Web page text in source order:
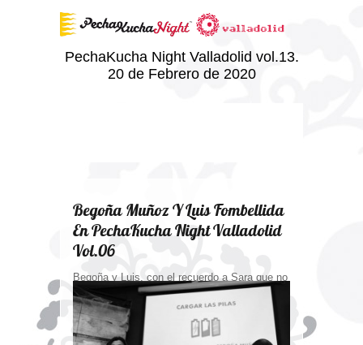
PechaKucha Night Valladolid vol.13.
20 de Febrero de 2020
Begoña Muñoz Y Luis Fombellida
En PechaKucha Night Valladolid
Vol.06
Begoña y Luis, con el recuerdo a Sara que no
pudo asistir, nos presentaron Battget, un
cargador portátil de tamaño "servilletero" que
permite cargar cualquier smartphone y otros
dispositivos USB en los lugares donde menos
acceso a batería se tiene.